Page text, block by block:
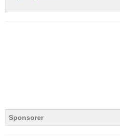
Sponsorer